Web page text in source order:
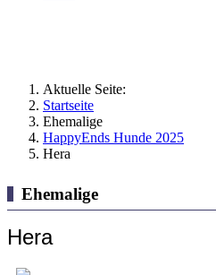
Aktuelle Seite:
Startseite
Ehemalige
HappyEnds Hunde 2025
Hera
Ehemalige
Hera